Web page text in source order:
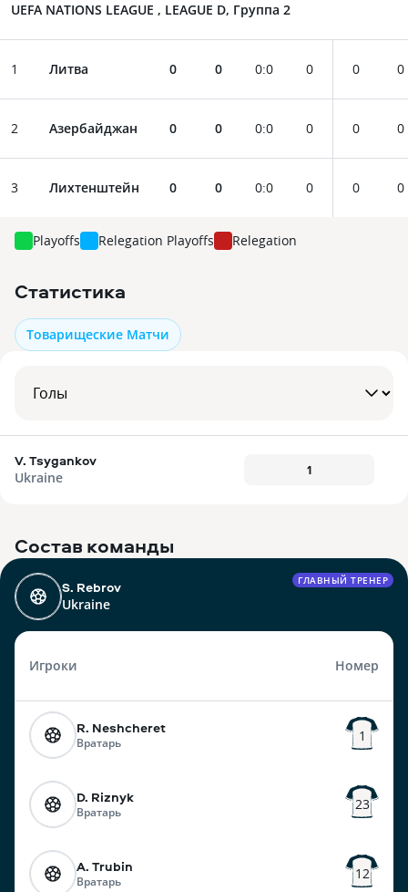
UEFA NATIONS LEAGUE , LEAGUE D, Группа 2
1 Литва 0 0 0:0 0 0 0
2 Азербайджан 0 0 0:0 0 0 0
3 Лихтенштейн 0 0 0:0 0 0 0
Playoffs Relegation Playoffs Relegation
Статистика
Товарищеские Матчи
V. Tsygankov
Ukraine
1
Состав команды
S. Rebrov
Ukraine
ГЛАВНЫЙ ТРЕНЕР
Игроки Номер
R. Neshcheret
Вратарь 1
D. Riznyk
Вратарь 23
A. Trubin
Вратарь 12